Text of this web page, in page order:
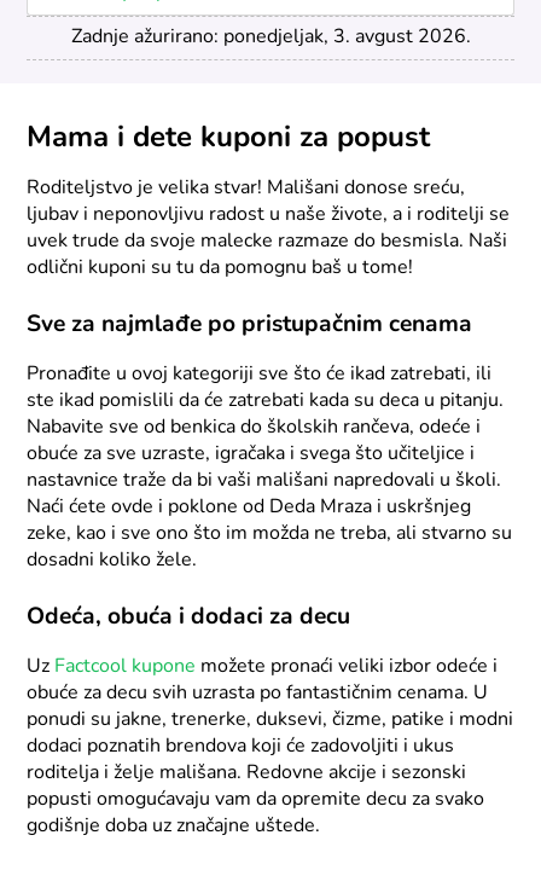
Zadnje ažurirano: ponedjeljak, 3. avgust 2026.
Mama i dete kuponi za popust
Roditeljstvo je velika stvar! Mališani donose sreću,
ljubav i neponovljivu radost u naše živote, a i roditelji se
uvek trude da svoje malecke razmaze do besmisla. Naši
odlični kuponi su tu da pomognu baš u tome!
Sve za najmlađe po pristupačnim cenama
Pronađite u ovoj kategoriji sve što će ikad zatrebati, ili
ste ikad pomislili da će zatrebati kada su deca u pitanju.
Nabavite sve od benkica do školskih rančeva, odeće i
obuće za sve uzraste, igračaka i svega što učiteljice i
nastavnice traže da bi vaši mališani napredovali u školi.
Naći ćete ovde i poklone od Deda Mraza i uskršnjeg
zeke, kao i sve ono što im možda ne treba, ali stvarno su
dosadni koliko žele.
Odeća, obuća i dodaci za decu
Uz Factcool kupone možete pronaći veliki izbor odeće i
obuće za decu svih uzrasta po fantastičnim cenama. U
ponudi su jakne, trenerke, duksevi, čizme, patike i modni
dodaci poznatih brendova koji će zadovoljiti i ukus
roditelja i želje mališana. Redovne akcije i sezonski
popusti omogućavaju vam da opremite decu za svako
godišnje doba uz značajne uštede.